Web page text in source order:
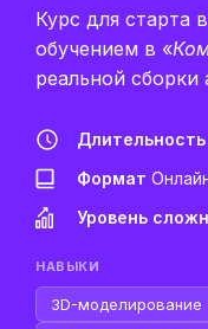
Курс для старта
обучением в «
реальной сборки
Длительность
Формат
Уровень
НАВЫКИ
3D-моделирование